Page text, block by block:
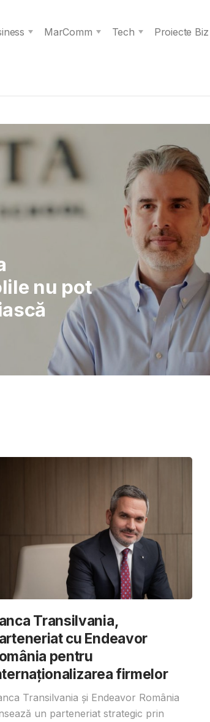
MarComm Tech
Proiecte Biz
a lupta
Transilvania,
cu Endeavor
pentru
firmelor
Transilvania și Endeavor România
un parteneriat strategic prin